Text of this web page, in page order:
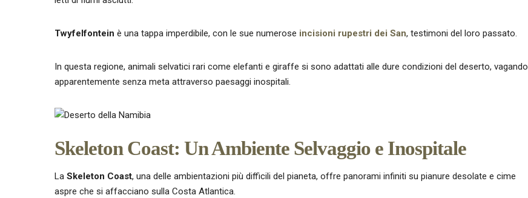
Twyfelfontein è una tappa imperdibile, con le sue numerose incisioni rupestri dei San, testimoni del loro passato.
In questa regione, animali selvatici rari come elefanti e giraffe si sono adattati alle dure condizioni del deserto, vagando
apparentemente senza meta attraverso paesaggi inospitali.
Skeleton Coast: Un Ambiente Selvaggio e Inospitale
La Skeleton Coast, una delle ambientazioni più difficili del pianeta, offre panorami infiniti su pianure desolate e cime
aspre che si affacciano sulla Costa Atlantica.